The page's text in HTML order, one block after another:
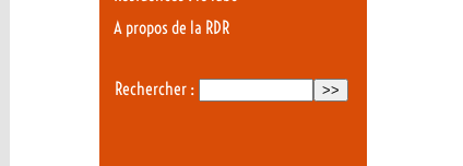
A propos de la RDR
Rechercher :